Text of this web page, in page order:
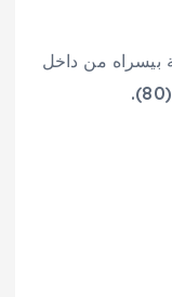
بيسراه من داخل